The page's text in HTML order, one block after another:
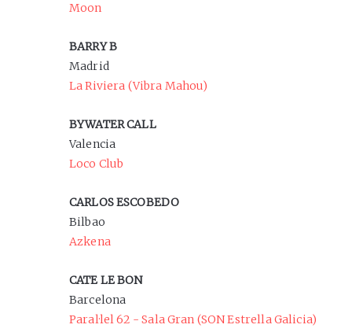
Moon
BARRY B
Madrid
La Riviera (Vibra Mahou)
BYWATER CALL
Valencia
Loco Club
CARLOS ESCOBEDO
Bilbao
Azkena
CATE LE BON
Barcelona
Paral·lel 62 - Sala Gran (SON Estrella Galicia)